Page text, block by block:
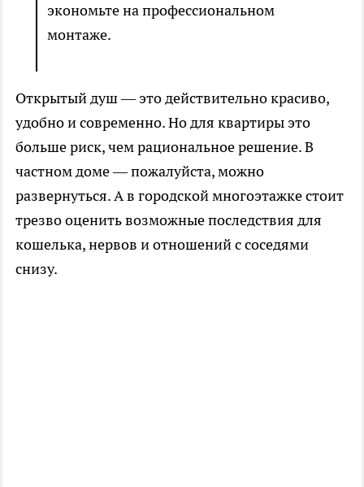
экономьте на профессиональном
монтаже.
Открытый душ — это действительно красиво,
удобно и современно. Но для квартиры это
больше риск, чем рациональное решение. В
частном доме — пожалуйста, можно
развернуться. А в городской многоэтажке стоит
трезво оценить возможные последствия для
кошелька, нервов и отношений с соседями
снизу.